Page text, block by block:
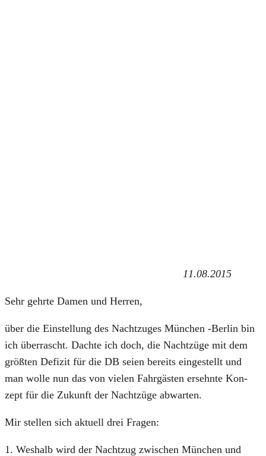
11.08.2015
Sehr gehr­te Damen und Her­ren,
über die Ein­stel­lung des Nacht­zu­ges Mün­chen ‑Ber­lin bin
ich über­rascht. Dach­te ich doch, die Nacht­zü­ge mit dem
größ­ten Defi­zit für die DB sei­en bereits ein­ge­stellt und
man wol­le nun das von vie­len Fahr­gäs­ten ersehn­te Kon­
zept für die Zukunft der Nacht­zü­ge abwar­ten.
Mir stel­len sich aktu­ell drei Fra­gen:
1. Wes­halb wird der Nacht­zug zwi­schen Mün­chen und